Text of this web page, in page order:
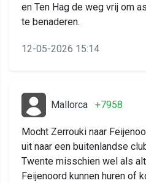
en Ten Hag de weg vrij om
te benaderen.
12-05-2026 15:14
Mallorca +7958
Mocht Zerrouki naar
uit naar een buitenlandse
Twente misschien wel als
Feijenoord kunnen huren of